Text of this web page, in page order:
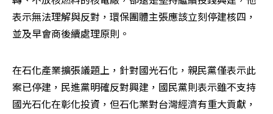
表示無法理解與反對，環保團體主張應該立刻停建核四，
並及早會商後續處理原則。
在石化產業擴張議題上，針對國光石化，親民黨僅表示此
案已停建，民進黨明確反對興建，國民黨則表示雖不支持
國光石化在彰化投資，但石化業對台灣經濟有重大貢獻，